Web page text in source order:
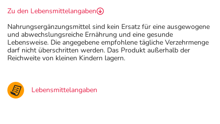
Zu den Lebensmittelangaben
Nahrungsergänzungsmittel sind kein Ersatz für eine ausgewogene
und abwechslungsreiche Ernährung und eine gesunde
Lebensweise. Die angegebene empfohlene tägliche Verzehrmenge
darf nicht überschritten werden. Das Produkt außerhalb der
Reichweite von kleinen Kindern lagern.
Lebensmittelangaben